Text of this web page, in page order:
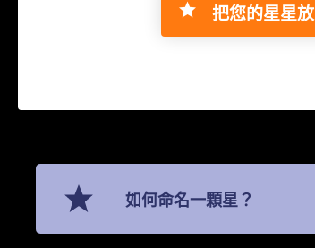
把您的星星
如何命名一顆星？